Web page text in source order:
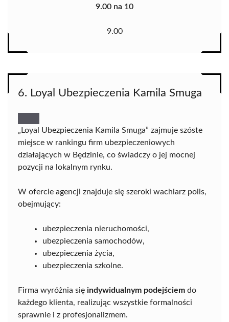
9.00 na 10
9.00
6. Loyal Ubezpieczenia Kamila Smuga
„Loyal Ubezpieczenia Kamila Smuga” zajmuje szóste
miejsce w rankingu firm ubezpieczeniowych
działających w Będzinie, co świadczy o jej mocnej
pozycji na lokalnym rynku.
W ofercie agencji znajduje się szeroki wachlarz polis,
obejmujący:
ubezpieczenia nieruchomości,
ubezpieczenia samochodów,
ubezpieczenia życia,
ubezpieczenia szkolne.
Firma wyróżnia się indywidualnym podejściem do
każdego klienta, realizując wszystkie formalności
sprawnie i z profesjonalizmem.